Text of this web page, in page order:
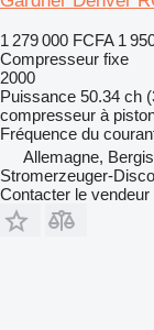
1 279 000 FCFA 1
Compresseur fixe
2000
Puissance 50.34 ch
compresseur à
Fréquence du
Allemagne,
Stromerzeuger-
Contacter le vendeur